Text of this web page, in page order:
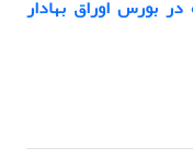
بورس اوراق بهادار